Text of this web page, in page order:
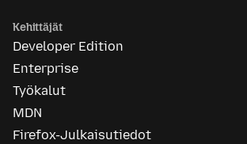
Kehittäjät
Developer Edition
Enterprise
Työkalut
MDN
Firefox-Julkaisutiedot